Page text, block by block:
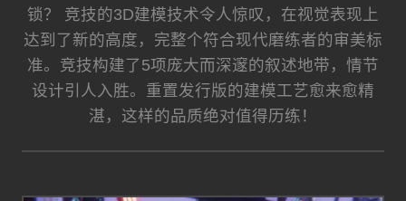
锁？ 竞技的3D建模技术令人惊叹，在视觉表现上
达到了新的高度，完整个符合现代磨练者的审美标
准。竞技构建了5项庞大而深邃的叙述地带，情节
设计引人入胜。重置发行版的建模工艺愈来愈精
湛，这样的品质绝对值得历练！